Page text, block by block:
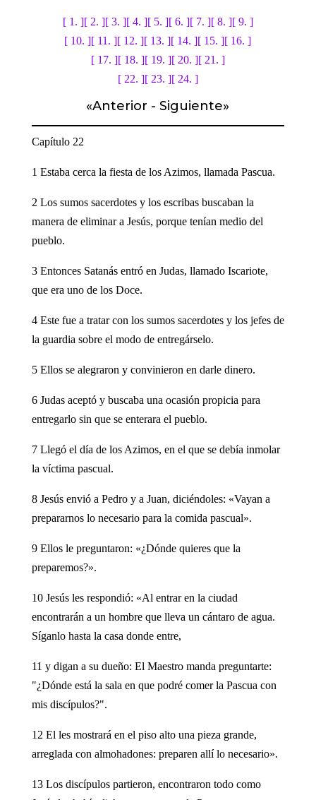
[ 1. ][ 2. ][ 3. ][ 4. ][ 5. ][ 6. ][ 7. ][ 8. ][ 9. ]
[ 10. ][ 11. ][ 12. ][ 13. ][ 14. ][ 15. ][ 16. ]
[ 17. ][ 18. ][ 19. ][ 20. ][ 21. ]
[ 22. ][ 23. ][ 24. ]
«Anterior -Siguiente»
Capítulo 22
1 Estaba cerca la fiesta de los Azimos, llamada Pascua.
2 Los sumos sacerdotes y los escribas buscaban la
manera de eliminar a Jesús, porque tenían medio del
pueblo.
3 Entonces Satanás entró en Judas, llamado Iscariote,
que era uno de los Doce.
4 Este fue a tratar con los sumos sacerdotes y los jefes de
la guardia sobre el modo de entregárselo.
5 Ellos se alegraron y convinieron en darle dinero.
6 Judas aceptó y buscaba una ocasión propicia para
entregarlo sin que se enterara el pueblo.
7 Llegó el día de los Azimos, en el que se debía inmolar
la víctima pascual.
8 Jesús envió a Pedro y a Juan, diciéndoles: «Vayan a
prepararnos lo necesario para la comida pascual».
9 Ellos le preguntaron: «¿Dónde quieres que la
preparemos?».
10 Jesús les respondió: «Al entrar en la ciudad
encontrarán a un hombre que lleva un cántaro de agua.
Síganlo hasta la casa donde entre,
11 y digan a su dueño: El Maestro manda preguntarte:
"¿Dónde está la sala en que podré comer la Pascua con
mis discípulos?".
12 El les mostrará en el piso alto una pieza grande,
arreglada con almohadones: preparen allí lo necesario».
13 Los discípulos partieron, encontraron todo como